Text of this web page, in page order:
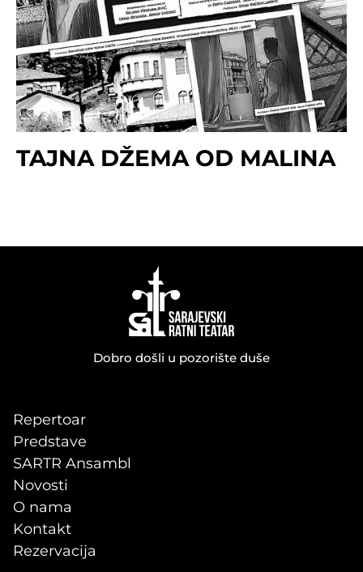
TAJNA DŽEMA OD MALINA
Dobro došli u pozorište duše
Repertoar
Predstave
SARTR Ansambl
Novosti
O nama
Kontakt
Rezervacija